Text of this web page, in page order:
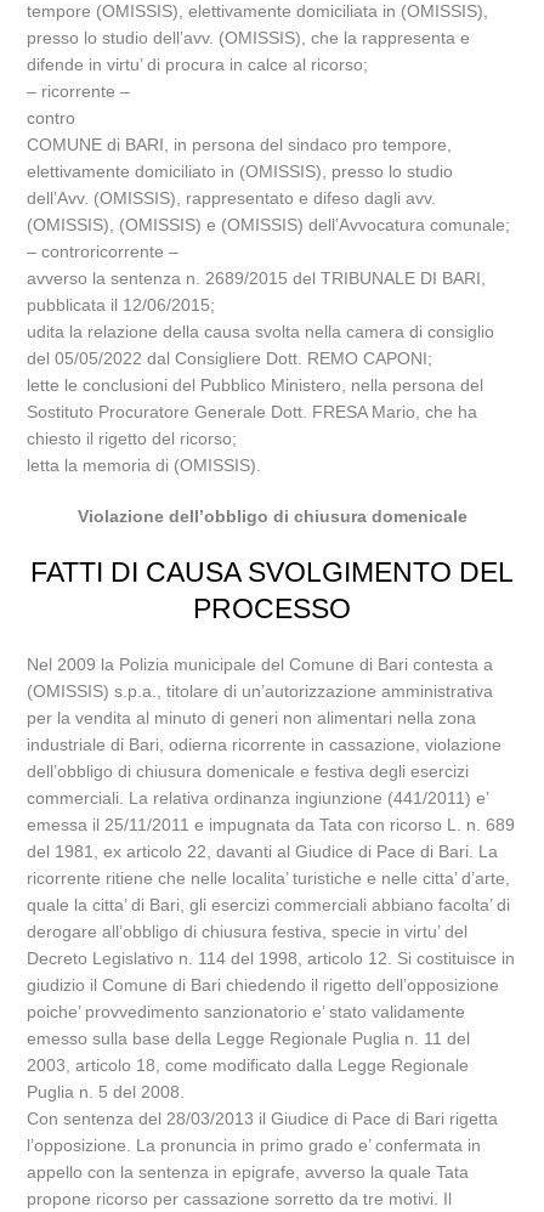
tempore (OMISSIS), elettivamente domiciliata in (OMISSIS),
presso lo studio dell’avv. (OMISSIS), che la rappresenta e
difende in virtu’ di procura in calce al ricorso;
– ricorrente –
contro
COMUNE di BARI, in persona del sindaco pro tempore,
elettivamente domiciliato in (OMISSIS), presso lo studio
dell’Avv. (OMISSIS), rappresentato e difeso dagli avv.
(OMISSIS), (OMISSIS) e (OMISSIS) dell’Avvocatura comunale;
– controricorrente –
avverso la sentenza n. 2689/2015 del TRIBUNALE DI BARI,
pubblicata il 12/06/2015;
udita la relazione della causa svolta nella camera di consiglio
del 05/05/2022 dal Consigliere Dott. REMO CAPONI;
lette le conclusioni del Pubblico Ministero, nella persona del
Sostituto Procuratore Generale Dott. FRESA Mario, che ha
chiesto il rigetto del ricorso;
letta la memoria di (OMISSIS).
Violazione dell’obbligo di chiusura domenicale
FATTI DI CAUSA SVOLGIMENTO DEL
PROCESSO
Nel 2009 la Polizia municipale del Comune di Bari contesta a
(OMISSIS) s.p.a., titolare di un’autorizzazione amministrativa
per la vendita al minuto di generi non alimentari nella zona
industriale di Bari, odierna ricorrente in cassazione, violazione
dell’obbligo di chiusura domenicale e festiva degli esercizi
commerciali. La relativa ordinanza ingiunzione (441/2011) e’
emessa il 25/11/2011 e impugnata da Tata con ricorso L. n. 689
del 1981, ex articolo 22, davanti al Giudice di Pace di Bari. La
ricorrente ritiene che nelle localita’ turistiche e nelle citta’ d’arte,
quale la citta’ di Bari, gli esercizi commerciali abbiano facolta’ di
derogare all’obbligo di chiusura festiva, specie in virtu’ del
Decreto Legislativo n. 114 del 1998, articolo 12. Si costituisce in
giudizio il Comune di Bari chiedendo il rigetto dell’opposizione
poiche’ provvedimento sanzionatorio e’ stato validamente
emesso sulla base della Legge Regionale Puglia n. 11 del
2003, articolo 18, come modificato dalla Legge Regionale
Puglia n. 5 del 2008.
Con sentenza del 28/03/2013 il Giudice di Pace di Bari rigetta
l’opposizione. La pronuncia in primo grado e’ confermata in
appello con la sentenza in epigrafe, avverso la quale Tata
propone ricorso per cassazione sorretto da tre motivi. Il